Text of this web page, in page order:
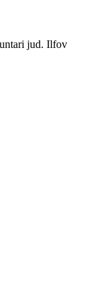
jud. Ilfov